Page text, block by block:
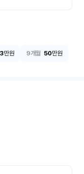
만원 9개월 50만원